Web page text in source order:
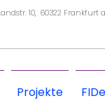
10, 60322 Frankfurt
Projekte